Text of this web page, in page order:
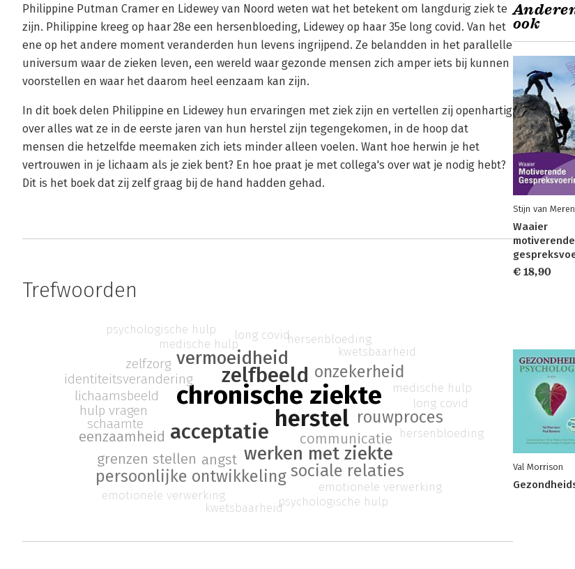
Philippine Putman Cramer en Lidewey van Noord weten wat het betekent om langdurig ziek te
zijn. Philippine kreeg op haar 28e een hersenbloeding, Lidewey op haar 35e long covid. Van het
ene op het andere moment veranderden hun levens ingrijpend. Ze belandden in het parallelle
universum waar de zieken leven, een wereld waar gezonde mensen zich amper iets bij kunnen
voorstellen en waar het daarom heel eenzaam kan zijn.
In dit boek delen Philippine en Lidewey hun ervaringen met ziek zijn en vertellen zij openhartig
over alles wat ze in de eerste jaren van hun herstel zijn tegengekomen, in de hoop dat
mensen die hetzelfde meemaken zich iets minder alleen voelen. Want hoe herwin je het
vertrouwen in je lichaam als je ziek bent? En hoe praat je met collega's over wat je nodig hebt?
Dit is het boek dat zij zelf graag bij de hand hadden gehad.
Trefwoorden
chronische ziekte
herstel
acceptatie
zelfbeeld
werken met ziekte
vermoeidheid
onzekerheid
sociale relaties
persoonlijke ontwikkeling
rouwproces
communicatie
grenzen stellen
eenzaamheid
angst
identiteitsverandering
schaamte
hulp vragen
lichaamsbeeld
zelfzorg
medische hulp
long covidhersenbloeding
kwetsbaarheid
emotionele verwerking
psychologische hulp
medische hulp
long covid
hersenbloeding
kwetsbaarheid
emotionele verwerking
psychologische hulp
ook
Stijn van
Waaier
motiverende
€ 18,90
Val Morrison